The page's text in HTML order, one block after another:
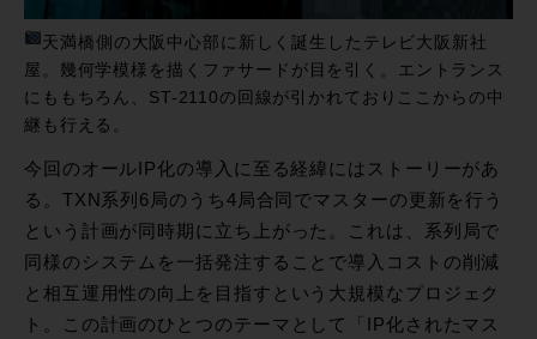
天満橋側の大阪中心部に新しく誕生したテレビ大阪新社
屋。幾何学模様を描くファサードが目を引く。エントランス
にももちろん、ST-2110の回線が引かれておりここからの中
継も行える。
今回のオールIP化の導入に至る経緯にはストーリーがあ
る。TXN系列6局のうち4局合同でマスターの更新を行う
という計画が同時期に立ち上がった。これは、系列局で
同様のシステムを一括発注することで導入コストの削減
と相互運用性の向上を目指すという大規模なプロジェク
ト。この計画のひとつのテーマとして「IP化されたマス